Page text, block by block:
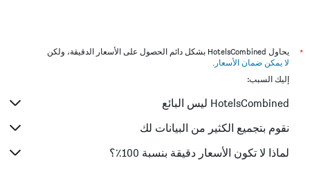
*
يحاول HotelsCombined بشكل دائم الحصول على الأسعار الدقيقة، ولكن
لا يمكن ضمان الأسعار .
إليك السبب:
HotelsCombined ليس البائع
نقوم بتجميع الكثير من البيانات لك
لماذا لا تكون الأسعار دقيقة بنسبة 100٪؟